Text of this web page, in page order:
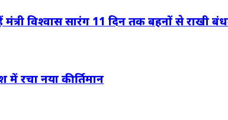
मंत्री विश्वास सारंग 11 दिन तक बहनों से राखी
में रचा नया कीर्तिमान